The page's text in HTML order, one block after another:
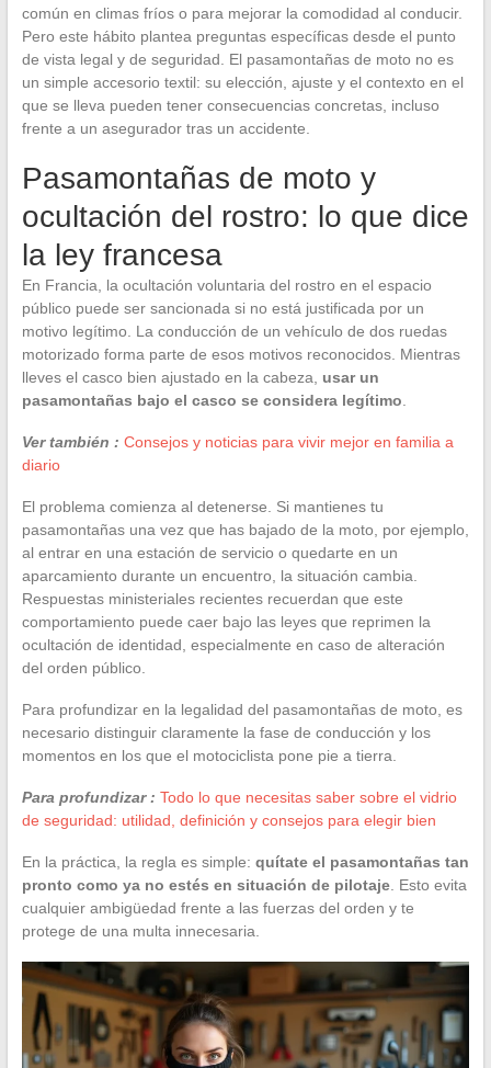
común en climas fríos o para mejorar la comodidad al conducir.
Pero este hábito plantea preguntas específicas desde el punto
de vista legal y de seguridad. El pasamontañas de moto no es
un simple accesorio textil: su elección, ajuste y el contexto en el
que se lleva pueden tener consecuencias concretas, incluso
frente a un asegurador tras un accidente.
Pasamontañas de moto y
ocultación del rostro: lo que dice
la ley francesa
En Francia, la ocultación voluntaria del rostro en el espacio
público puede ser sancionada si no está justificada por un
motivo legítimo. La conducción de un vehículo de dos ruedas
motorizado forma parte de esos motivos reconocidos. Mientras
lleves el casco bien ajustado en la cabeza, usar un
pasamontañas bajo el casco se considera legítimo
Ver también : Consejos y noticias para vivir mejor en familia a
diario
El problema comienza al detenerse. Si mantienes tu
pasamontañas una vez que has bajado de la moto, por ejemplo,
al entrar en una estación de servicio o quedarte en un
aparcamiento durante un encuentro, la situación cambia.
Respuestas ministeriales recientes recuerdan que este
comportamiento puede caer bajo las leyes que reprimen la
ocultación de identidad, especialmente en caso de alteración
del orden público.
Para profundizar en la legalidad del pasamontañas de moto, es
necesario distinguir claramente la fase de conducción y los
momentos en los que el motociclista pone pie a tierra.
Para profundizar : Todo lo que necesitas saber sobre el vidrio
de seguridad: utilidad, definición y consejos para elegir bien
En la práctica, la regla es simple: quítate el pasamontañas tan
pronto como ya no estés en situación de pilotaje. Esto evita
cualquier ambigüedad frente a las fuerzas del orden y te
protege de una multa innecesaria.